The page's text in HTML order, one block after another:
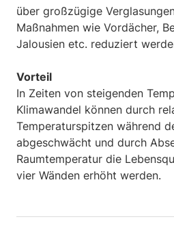
über großzügige
Maßnahmen wie Vordächer,
Jalousien etc. reduziert
Vorteil
In Zeiten von steigenden
Klimawandel können durch
Temperaturspitzen während
abgeschwächt und durch
Raumtemperatur die
vier Wänden erhöht werden.